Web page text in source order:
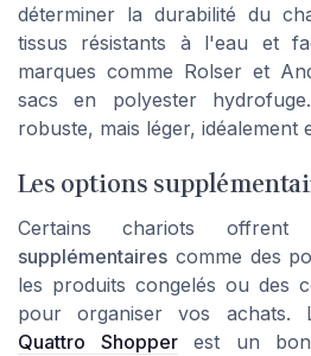
déterminer la durabilité du
tissus résistants à l'eau et
marques comme Rolser et
sacs en polyester
robuste, mais léger, idéalement
Les options
Certains chariots offrent
supplémentaires comme des
les produits congelés ou des
pour organiser vos achats.
Quattro Shopperest un bon